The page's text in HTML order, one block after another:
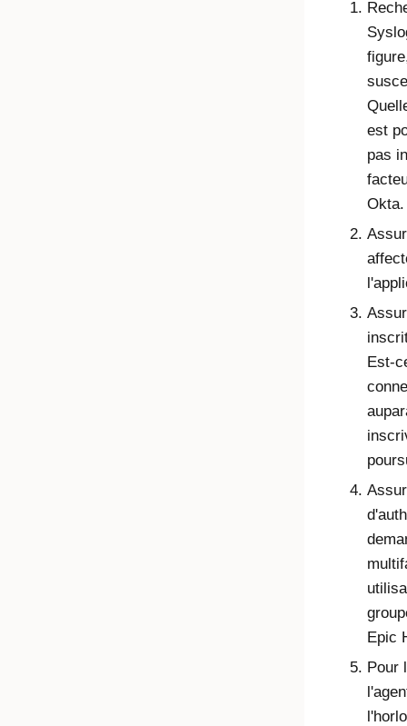
est
pas
Okta.
Est-
Epic
Pour